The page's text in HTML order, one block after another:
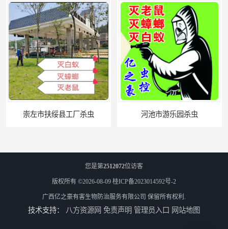
河池市游乐园杀虫
您是第2512072位访客
版权所有 ©2026-08-09 桂ICP备2023014592号-2
广西亿之豪有害生物防治服务有限公司 保留所有权利.
技术支持： 八方资源网 免责声明 管理员入口 网站地图